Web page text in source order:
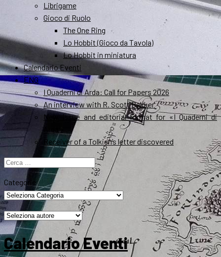
Librigame
Gioco di Ruolo
The One Ring
Lo Hobbit (Gioco da Tavola)
Lo Hobbit in miniatura
Calendario Eventi
ENG
I Quaderni di Arda: Call for Papers 2026
An interview with R. Scott Bakker
New Issue and editorial format for «I Quaderni di
Arda»
Receiver of a Tolkien’s letter discovered
Ricerca
Categorie
Calendario Eventi